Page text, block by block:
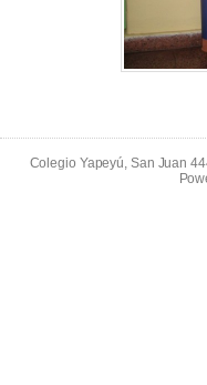
Colegio Yapeyú, San Juan